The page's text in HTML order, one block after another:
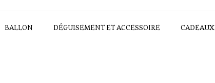
BALLON DÉGUISEMENT ET ACCESSOIRE CADEAUX